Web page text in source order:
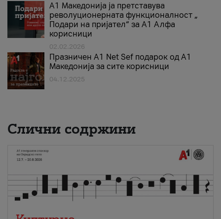
А1 Македонија ја претставува
револуционерната функционалност „
Подари на пријател“ за А1 Алфа
корисници
02.02.2026
Празничен A1 Net Sеf подарок од А1
Македонија за сите корисници
04.12.2025
Слични содржини